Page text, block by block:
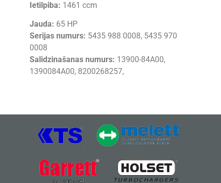
Ietilpiba: 1461 ccm
Jauda: 65 HP
Serijas numurs: 5435 988 0008, 5435 970
0008
Salidzinašanas numurs: 13900-84A00,
1390084A00, 8200268257,